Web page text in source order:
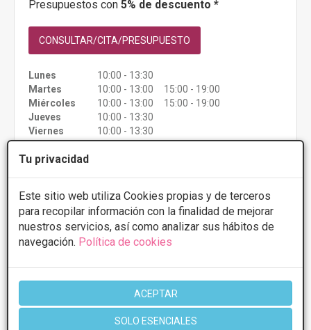
Tu privacidad
Este sitio web utiliza Cookies propias y de terceros
para recopilar información con la finalidad de mejorar
nuestros servicios, así como analizar sus hábitos de
navegación. Política de cookies
ACEPTAR
SOLO ESENCIALES
Presupuestos con 5% de descuento *
CONSULTAR/CITA/PRESUPUESTO
Lunes
10:00 - 13:30
Martes
10:00 - 13:00 15:00 - 19:00
Miércoles
10:00 - 13:00 15:00 - 19:00
Jueves
10:00 - 13:30
Viernes
10:00 - 13:30